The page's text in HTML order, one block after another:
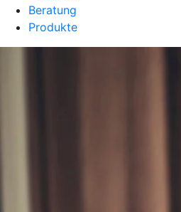
Beratung
Produkte